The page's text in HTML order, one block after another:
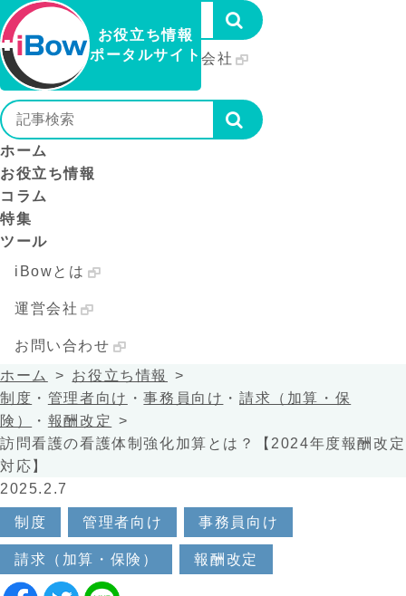
お役立ち情報
ポータルサイト
iBowとは
運営会社
お問い合わせ
ホーム
お役立ち情報
コラム
特集
ツール
iBowとは
運営会社
お問い合わせ
ホーム
お役立ち情報
制度 ・ 管理者向け ・事務員向け ・請求（加算・保
険）
・ 報酬改定
訪問看護の看護体制強化加算とは？【2024年度報酬改定
対応】
2025.2.7
制度 管理者向け 事務員向け
請求（加算・保険） 報酬改定